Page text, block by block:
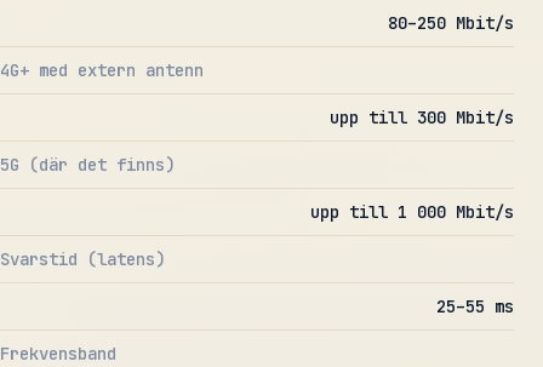
80–250 Mbit/s
4G+ med extern antenn
upp till 300 Mbit/s
5G (där det finns)
upp till 1 000 Mbit/s
Svarstid (latens)
25–55 ms
Frekvensband